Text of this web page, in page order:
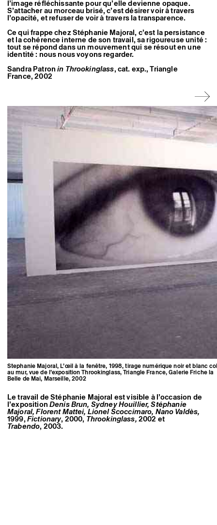
l’image réfléchissante pour qu’elle devienne opaque.
S’attacher au morceau brisé, c’est désirer voir à travers
l’opacité, et refuser de voir à travers la transparence.
Ce qui frappe chez Stéphanie Majoral, c’est la persistance
et la cohérence interne de son travail, sa rigoureuse unité :
tout se répond dans un mouvement qui se résout en une
identité : nous nous voyons regarder.
Sandra Patronin Throokinglass, cat. exp., Triangle
France, 2002
Stephanie Majoral, L’œil à la fenêtre, 1998, tirage numérique noir et blanc
au mur, vue de l’exposition Throokinglass, Triangle France, Galerie Friche la
Belle de Mai, Marseille, 2002
Le travail de Stéphanie Majoral est visible à l’occasion de
l’expositionDenis Brun, Sydney Houillier, Stéphanie
Majoral, Florent Mattei, Lionel Scoccimaro, Nano Valdès,
1999,Fictionary, 2000,Throokinglass,2002 et
Trabendo, 2003.
Stephanie Majoral, L’œil à la
fenêtre, 1998, tirage numérique
noir et blanc collé au mur, vue de
l’exposition Throokinglass, Triangle
France, Galerie Friche la Belle de